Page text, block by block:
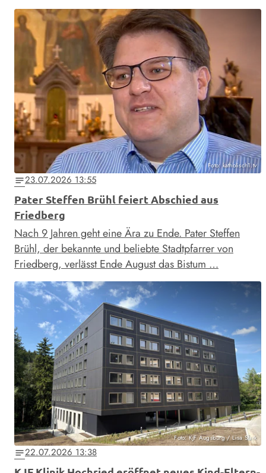
Foto: katholisch1.tv
notes23.07.2026 13:55
Pater Steffen Brühl feiert Abschied aus
Friedberg
Nach 9 Jahren geht eine Ära zu Ende. Pater Steffen
Brühl, der bekannte und beliebte Stadtpfarrer von
Friedberg, verlässt Ende August das Bistum …
Foto: KJF Augsburg / Lisa Stark
notes22.07.2026 13:38